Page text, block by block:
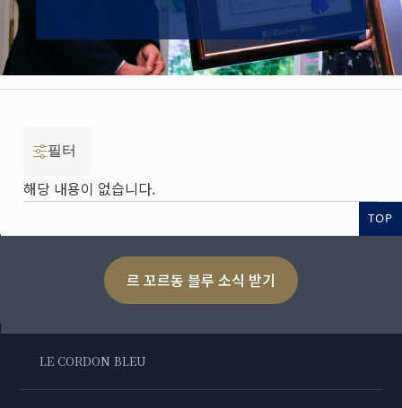
필터
해당 내용이 없습니다.
TOP
르 꼬르동 블루 소식 받기
LE CORDON BLEU